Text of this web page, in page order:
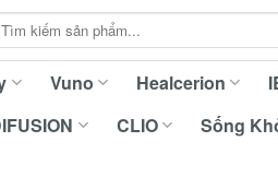
Vuno Healcerion
CLIO Sống